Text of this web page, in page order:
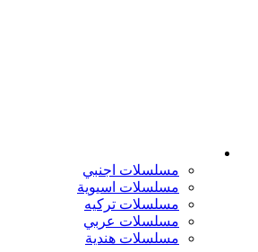
مسلسلات اجنبي
مسلسلات اسيوية
مسلسلات تركيه
مسلسلات عربي
مسلسلات هندية